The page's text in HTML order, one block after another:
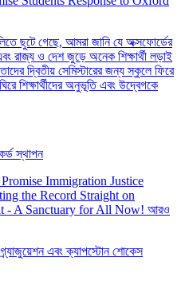
ছুটে গেছে, আমরা জানি যে অক্সফোর্ডের
রাজ্য ও দেশ জুড়ে অনেক শিক্ষার্থী লড়াই
দ্বিতীয় সেমিস্টারের জন্য স্কুলে ফিরে
শিক্ষার্থীদের অনুভূতি এবং উদ্বেগকে
স্থাপন
Immigration Justice
the Record Straight on
- A Sanctuary for All Now! আরও